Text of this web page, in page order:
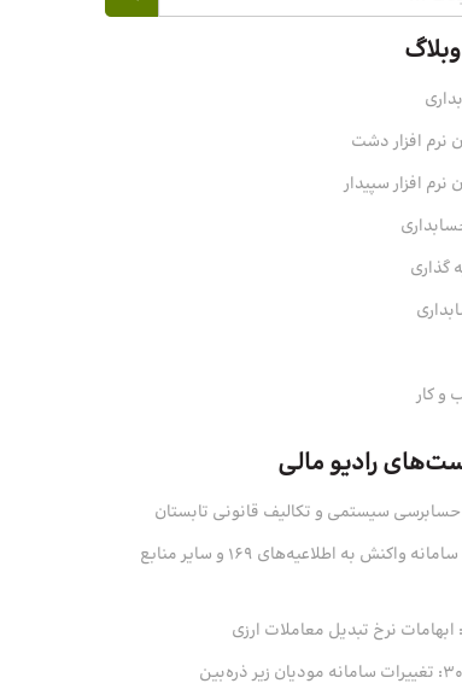
نرم افزار دشت
نرم افزار سپیدار
گذاری
و کار
رادیو مالی
قسمت 310: سامانه واکنش به اطلاعیه‌های 169 و سایر منابع